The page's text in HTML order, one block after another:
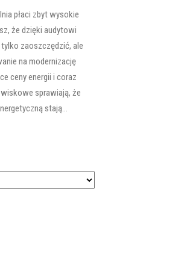
płaci zbyt wysokie
że dzięki audytowi
zaoszczędzić, ale
na modernizację
ceny energii i coraz
sprawiają, że
stają...